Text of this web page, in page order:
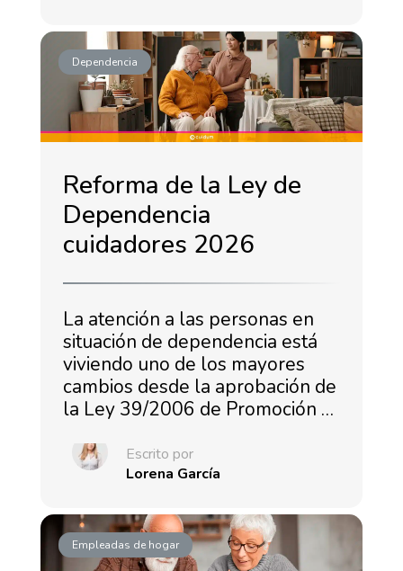
Dependencia
Reforma de la Ley de
Dependencia
cuidadores 2026
La atención a las personas en
situación de dependencia está
viviendo uno de los mayores
cambios desde la aprobación de
la Ley 39/2006 de Promoción …
Escrito por
Lorena García
Empleadas de hogar